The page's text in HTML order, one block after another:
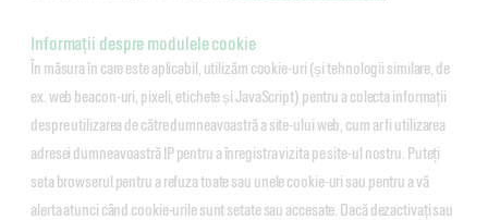
Informații despre modulele cookie
În măsura în care este aplicabil, utilizăm cookie-uri (și tehnologii similare, de
ex. web beacon-uri, pixeli, etichete și JavaScript) pentru a colecta informații
despre utilizarea de către dumneavoastră a site-ului web, cum ar fi utilizarea
adresei dumneavoastră IP pentru a înregistra vizita pe site-ul nostru. Puteți
seta browserul pentru a refuza toate sau unele cookie-uri sau pentru a vă
alerta atunci când cookie-urile sunt setate sau accesate. Dacă dezactivați sau